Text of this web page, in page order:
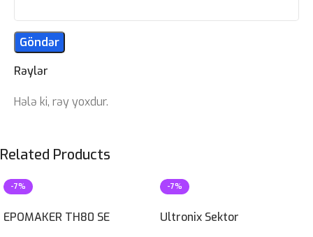
Rəylər
Hələ ki, rəy yoxdur.
Related Products
-7%
EPOMAKER TH80 SE
-7%
Ultronix Sektor